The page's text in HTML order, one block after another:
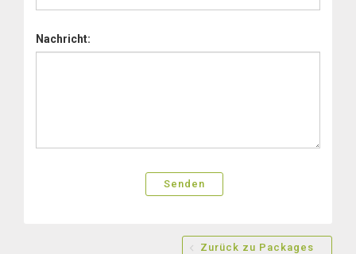
Nachricht:
Zurück zu Packages